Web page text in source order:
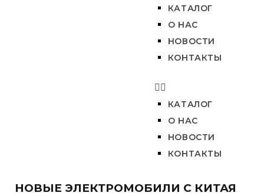
КАТАЛОГ
О НАС
НОВОСТИ
КОНТАКТЫ
КАТАЛОГ
О НАС
НОВОСТИ
КОНТАКТЫ
НОВЫЕ ЭЛЕКТРОМОБИЛИ С КИТАЯ​